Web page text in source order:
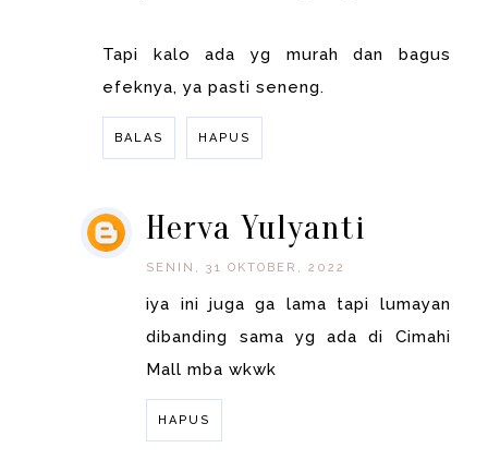
Tapi kalo ada yg murah dan bagus
efeknya, ya pasti seneng.
BALAS HAPUS
Herva Yulyanti
SENIN, 31 OKTOBER, 2022
iya ini juga ga lama tapi lumayan
dibanding sama yg ada di Cimahi
Mall mba wkwk
HAPUS